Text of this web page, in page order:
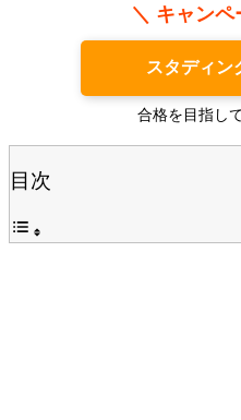
＼ キャンペ
スタディン
合格を目指し
目次